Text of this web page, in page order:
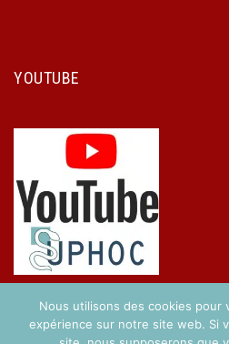
YOUTUBE
Nous utilisons des cookies pour
expérience sur notre site web. Si